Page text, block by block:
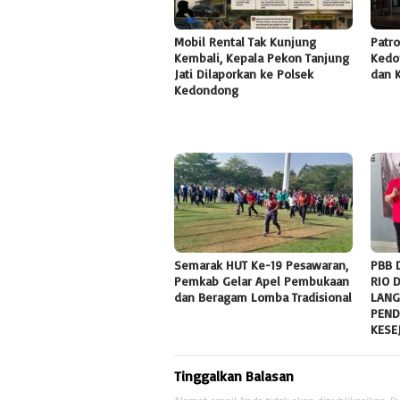
Mobil Rental Tak Kunjung
Kembali, Kepala Pekon Tanjung
Jati Dilaporkan ke Polsek
Kedondong
dan
Semarak HUT Ke-19 Pesawaran,
Pemkab Gelar Apel Pembukaan
dan Beragam Lomba Tradisional
PBB
RIO
Tinggalkan Balasan